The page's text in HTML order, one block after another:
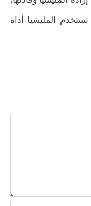
المليشيا أداة